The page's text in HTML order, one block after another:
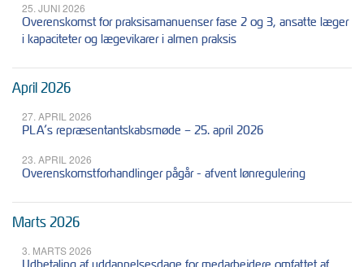
25. JUNI 2026
Overenskomst for praksisamanuenser fase 2 og 3, ansatte læger
i kapaciteter og lægevikarer i almen praksis
April 2026
27. APRIL 2026
PLA’s repræsentantskabsmøde – 25. april 2026
23. APRIL 2026
Overenskomstforhandlinger pågår - afvent lønregulering
Marts 2026
3. MARTS 2026